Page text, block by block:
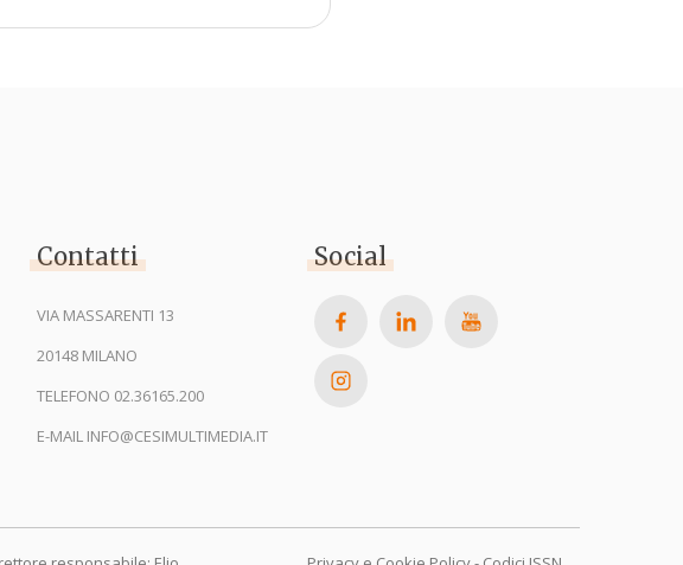
Contatti
VIA MASSARENTI 13
20148 MILANO
TELEFONO 02.36165.200
E-MAIL INFO@CESIMULTIMEDIA.IT
Social